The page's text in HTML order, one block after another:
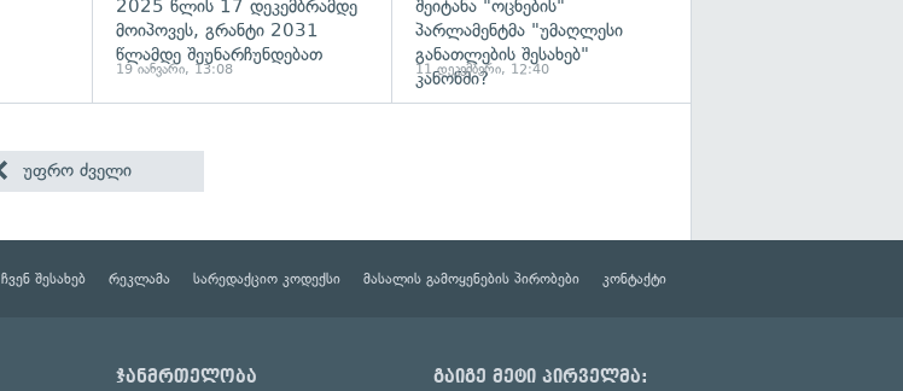
2025 წლის 17 დეკემბრამდე
მოიპოვეს, გრანტი 2031
წლამდე შეუნარჩუნდებათ
19 იანვარი, 13:08
შეიტანა "ოცნების"
პარლამენტმა "უმაღლესი
განათლების შესახებ"
კანონში?
11 დეკემბერი, 12:40
უფრო ძველი
ჩვენ შესახებ რეკლამა სარედაქციო კოდექსი მასალის გამოყენების პირობები კონტაქტი
ჯანმრთელობა გაიგე მეტი პირველმა: